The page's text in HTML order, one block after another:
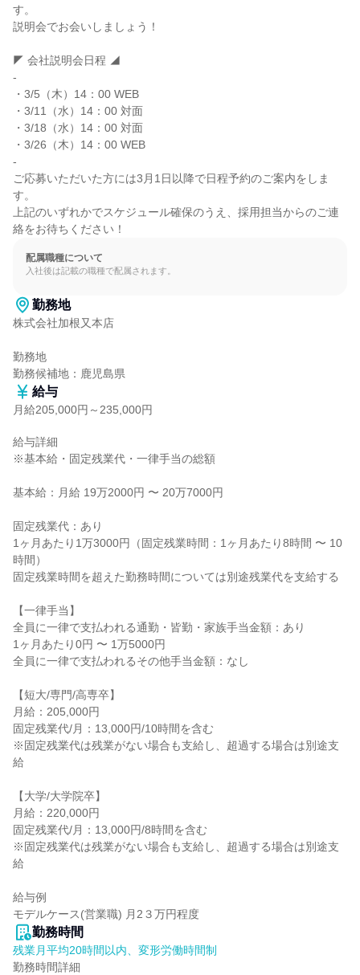
す。
説明会でお会いしましょう！
◤ 会社説明会日程 ◢
-
・3/5（木）14：00 WEB
・3/11（水）14：00 対面
・3/18（水）14：00 対面
・3/26（木）14：00 WEB
-
ご応募いただいた方には3月1日以降で日程予約のご案内をしま
す。
上記のいずれかでスケジュール確保のうえ、採用担当からのご連
絡をお待ちください！
配属職種について
入社後は記載の職種で配属されます。
勤務地
株式会社加根又本店
勤務地
勤務候補地：鹿児島県
給与
月給205,000円～235,000円
給与詳細
※基本給・固定残業代・一律手当の総額
基本給：月給 19万2000円 〜 20万7000円
固定残業代：あり
1ヶ月あたり1万3000円（固定残業時間：1ヶ月あたり8時間 〜 10
時間）
固定残業時間を超えた勤務時間については別途残業代を支給する
【一律手当】
全員に一律で支払われる通勤・皆勤・家族手当金額：あり
1ヶ月あたり0円 〜 1万5000円
全員に一律で支払われるその他手当金額：なし
【短大/専門/高専卒】
月給：205,000円
固定残業代/月：13,000円/10時間を含む
※固定残業代は残業がない場合も支給し、超過する場合は別途支
給
【大学/大学院卒】
月給：220,000円
固定残業代/月：13,000円/8時間を含む
※固定残業代は残業がない場合も支給し、超過する場合は別途支
給
給与例
モデルケース(営業職) 月2３万円程度
勤務時間
残業月平均20時間以内、変形労働時間制
勤務時間詳細